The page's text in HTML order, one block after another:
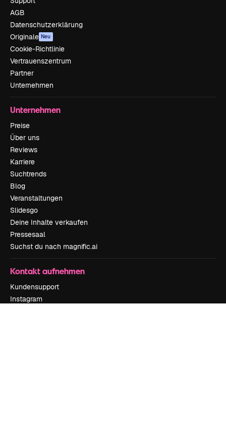
AGB
Datenschutzerklärung
Originale Neu
Cookie-Richtlinie
Vertrauenszentrum
Partner
Unternehmen
Unternehmen
Preise
Über uns
Reviews
Karriere
Suchtrends
Blog
Veranstaltungen
Slidesgo
Deine Inhalte verkaufen
Pressesaal
Suchst du nach magnific.ai
Kontakt aufnehmen
Kundensupport
Instagram